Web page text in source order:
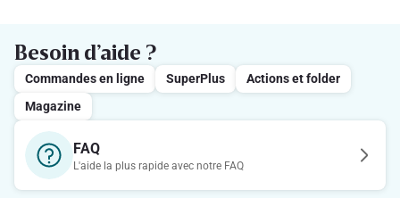
Besoin d’aide ?
Commandes en ligne SuperPlus
Actions et folder
Magazine
FAQ
L'aide la plus rapide avec notre FAQ